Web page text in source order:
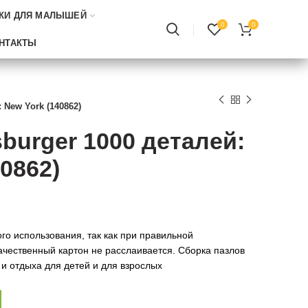
ДЛЯ МАЛЫШЕЙ
0 0
York (140862)
1000 деталей:
использования, так как при правильной
картон не расслаивается. Сборка пазлов
отдыха для детей и для взрослых